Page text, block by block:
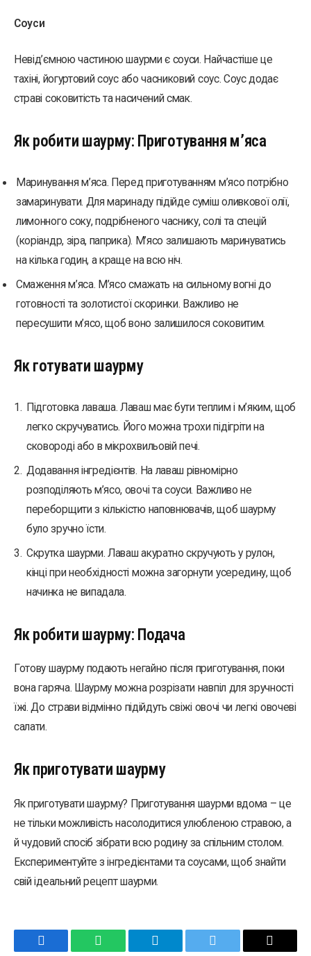
Соуси
Невід’ємною частиною шаурми є соуси. Найчастіше це
тахіні, йогуртовий соус або часниковий соус. Соус додає
страві соковитість та насичений смак.
Як робити шаурму: Приготування м’яса
Маринування м’яса. Перед приготуванням м’ясо потрібно
замаринувати. Для маринаду підійде суміш оливкової олії,
лимонного соку, подрібненого часнику, солі та спецій
(коріандр, зіра, паприка). М’ясо залишають маринуватись
на кілька годин, а краще на всю ніч.
Смаження м’яса. М’ясо смажать на сильному вогні до
готовності та золотистої скоринки. Важливо не
пересушити м’ясо, щоб воно залишилося соковитим.
Як готувати шаурму
Підготовка лаваша. Лаваш має бути теплим і м’яким, щоб
легко скручуватись. Його можна трохи підігріти на
сковороді або в мікрохвильовій печі.
Додавання інгредієнтів. На лаваш рівномірно
розподіляють м’ясо, овочі та соуси. Важливо не
переборщити з кількістю наповнювачів, щоб шаурму
було зручно їсти.
Скрутка шаурми. Лаваш акуратно скручують у рулон,
кінці при необхідності можна загорнути усередину, щоб
начинка не випадала.
Як робити шаурму: Подача
Готову шаурму подають негайно після приготування, поки
вона гаряча. Шаурму можна розрізати навпіл для зручності
їжі. До страви відмінно підійдуть свіжі овочі чи легкі овочеві
салати.
Як приготувати шаурму
Як приготувати шаурму? Приготування шаурми вдома – це
не тільки можливість насолодитися улюбленою стравою, а
й чудовий спосіб зібрати всю родину за спільним столом.
Експериментуйте з інгредієнтами та соусами, щоб знайти
свій ідеальний рецепт шаурми.
Facebook WhatsApp Telegram Twitter Email